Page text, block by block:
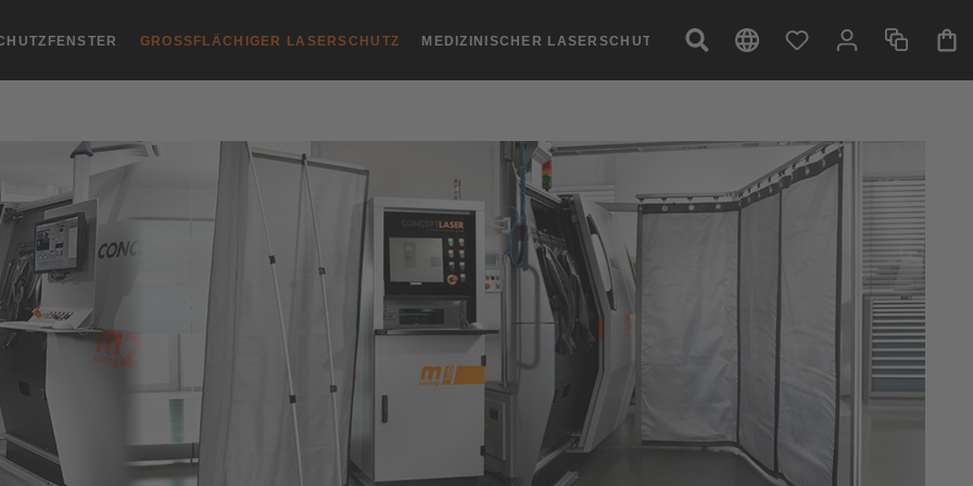
GROSSFLÄCHIGER LASERSCHUTZ MEDIZINISCHER LASERSCHUTZ